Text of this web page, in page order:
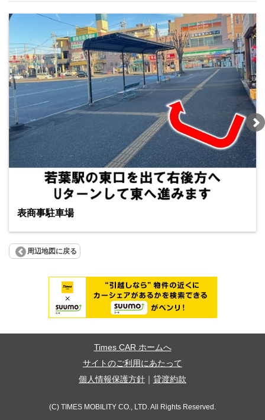
表商事駐車場
周辺地図に戻る
Times CAR ホームへ
サイトのご利用にあたって
個人情報保護方針
貸渡約款
(C) TIMES MOBILITY CO., LTD. All Rights Reserved.